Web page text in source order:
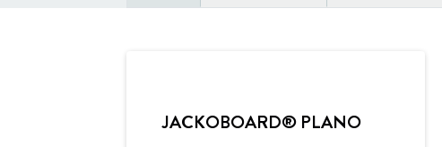
JACKOBOARD® PLANO